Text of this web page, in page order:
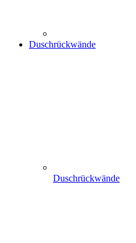
Duschrückwände
Duschrückwände